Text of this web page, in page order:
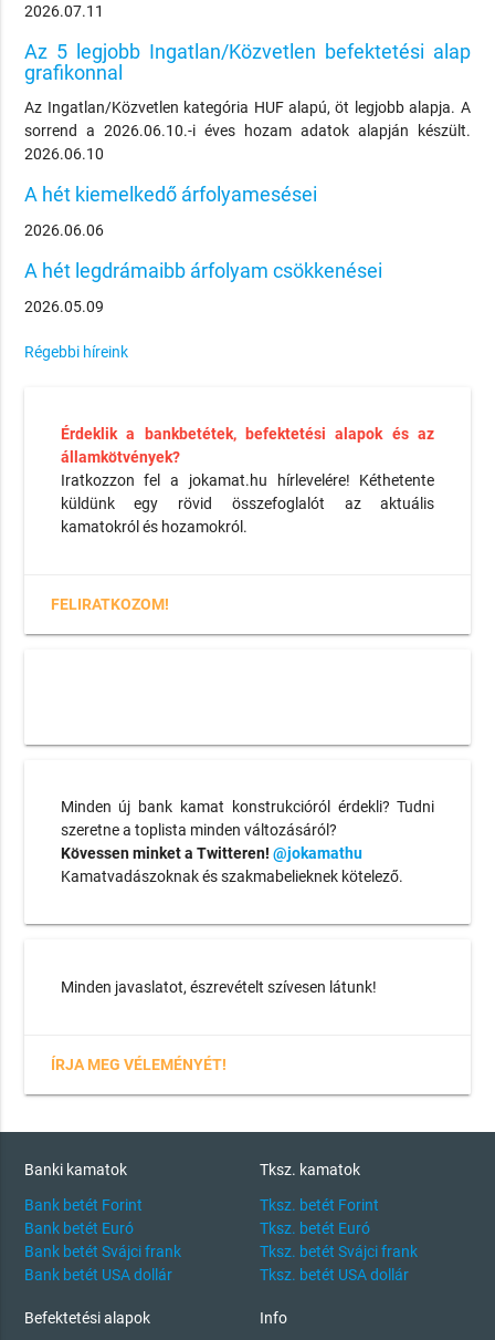
2026.07.11
Az 5 legjobb Ingatlan/Közvetlen befektetési alap
grafikonnal
Az Ingatlan/Közvetlen kategória HUF alapú, öt legjobb alapja. A
sorrend a 2026.06.10.-i éves hozam adatok alapján készült.
2026.06.10
A hét kiemelkedő árfolyamesései
2026.06.06
A hét legdrámaibb árfolyam csökkenései
2026.05.09
Régebbi híreink
Érdeklik a bankbetétek, befektetési alapok és az
államkötvények?
Iratkozzon fel a jokamat.hu hírlevelére! Kéthetente
küldünk egy rövid összefoglalót az aktuális
kamatokról és hozamokról.
FELIRATKOZOM!
Minden új bank kamat konstrukcióról érdekli? Tudni
szeretne a toplista minden változásáról?
Kövessen minket a Twitteren! @jokamathu
Kamatvadászoknak és szakmabelieknek kötelező.
Minden javaslatot, észrevételt szívesen látunk!
ÍRJA MEG VÉLEMÉNYÉT!
Banki kamatok
Bank betét Forint
Bank betét Euró
Bank betét Svájci frank
Bank betét USA dollár
Tksz. kamatok
Tksz. betét Forint
Tksz. betét Euró
Tksz. betét Svájci frank
Tksz. betét USA dollár
Befektetési alapok Info